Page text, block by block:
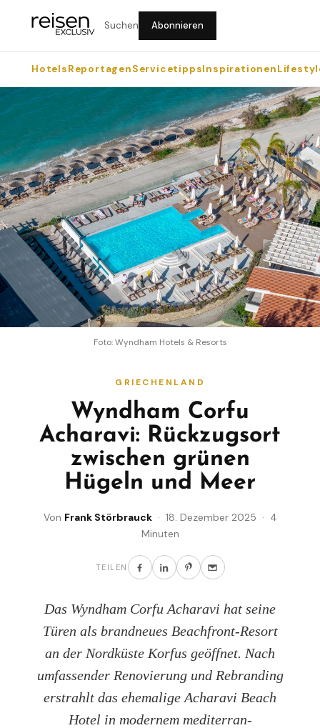
Suchen Abonnieren
HotelsReportagenServicetippsInspirationen
Foto: Wyndham Hotels & Resorts
GRIECHENLAND
Wyndham Corfu
Acharavi: Rückzugsort
zwischen grünen
Hügeln und Meer
Von Frank Störbrauck· 18. Dezember 2025 · 4
Minuten
TEILEN
Das Wyndham Corfu Acharavi hat seine
Türen als brandneues Beachfront-Resort
an der Nordküste Korfus geöffnet. Nach
umfassender Renovierung und Rebranding
erstrahlt das ehemalige Acharavi Beach
Hotel in modernem mediterran-